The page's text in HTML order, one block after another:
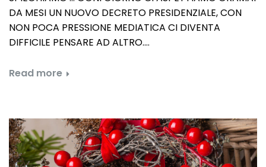
DA MESI UN NUOVO DECRETO PRESIDENZIALE, CON
NON POCA PRESSIONE MEDIATICA CI DIVENTA
DIFFICILE PENSARE AD ALTRO.…
Read more